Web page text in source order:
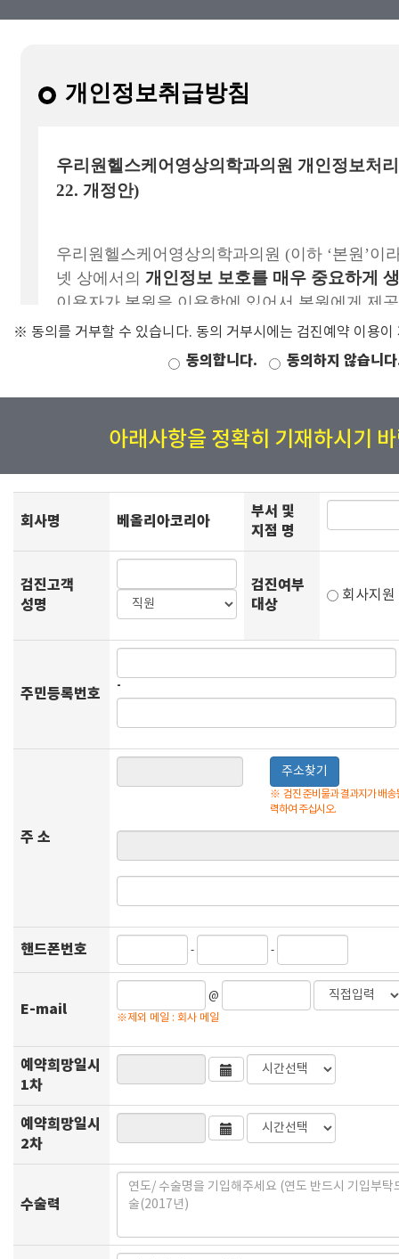
※ 동의를 거부할 수 있습니다. 동의 거부시에는 검진예약 이용이
동의합니다. 동의하지 않습니
아래사항을 정확히 기재하시기
회사명 베올리아코리아
부서 및
지점 명
검진고객
성명
검진여부
대상
회사지
주민등록번호 -
주 소
주소찾기
※ 검진 준비물과 결과지가 배
력하여 주십시오.
핸드폰번호 - -
E-mail
@
※제외 메일 : 회사 메일
예약희망일시
1차
예약희망일시
2차
수술력